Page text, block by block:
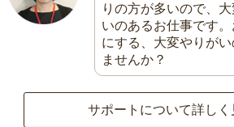
りの方が多いので、
いのあるお仕事です
にする、大変やりが
ませんか？
サポートについて詳しく